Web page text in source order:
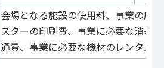
会場となる施設の使用料、事業の広
スターの印刷費、事業に必要な消耗
通費、事業に必要な機材のレンタル